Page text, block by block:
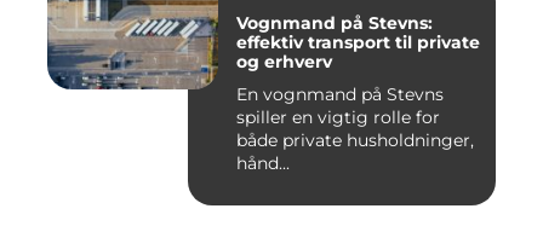
Vognmand på Stevns:
effektiv transport til private
og erhverv
En vognmand på Stevns
spiller en vigtig rolle for
både private husholdninger,
hånd...